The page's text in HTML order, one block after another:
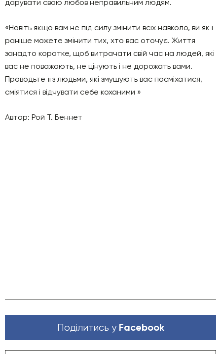
дарувати свою любов неправильним людям.
«Навіть якщо вам не під силу змінити всіх навколо, ви як і
раніше можете змінити тих, хто вас оточує. Життя
занадто коротке, щоб витрачати свій час на людей, які
вас не поважають, не цінують і не дорожать вами.
Проводьте її з людьми, які змушують вас посміхатися,
сміятися і відчувати себе коханими »
Автор: Рой Т. Беннет
Поділитись у Facebook